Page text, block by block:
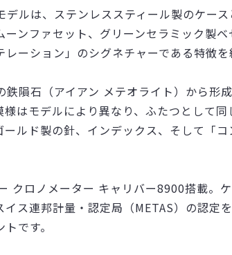
ルは、ステンレススティール製のケー
ーンファセット、グリーンセラミック製
ーション」のシグネチャーである特徴を
鉄隕石（アイアン メテオライト）から形
様はモデルにより異なり、ふたつとして
ルド製の針、インデックス、そして「
クロノメーター キャリバー8900搭載。
イス連邦計量・認定局（METAS）の認定
です。